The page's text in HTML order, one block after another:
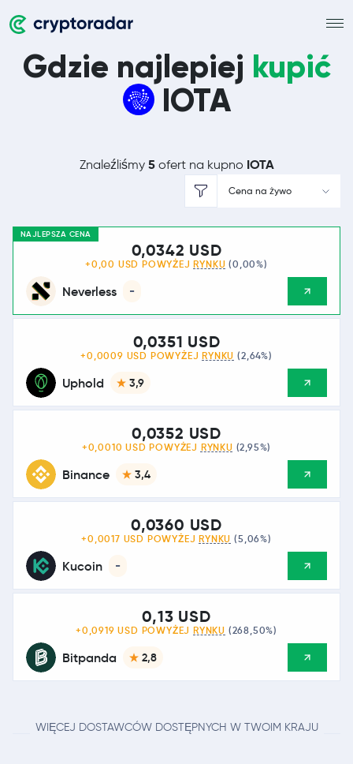
Gdzie najlepiej kupić
IOTA
Znaleźliśmy 5ofert na kupno IOTA
Cena na żywo
NAJLEPSZA CENA
Neverless -
0,0342 USD
+0,00 USD POWYŻEJ RYNKU (0,00%)
Uphold 3,9
0,0351 USD
+0,0009 USD POWYŻEJ RYNKU (2,64%)
Binance 3,4
0,0352 USD
+0,0010 USD POWYŻEJ RYNKU (2,95%)
Kucoin -
0,0360 USD
+0,0017 USD POWYŻEJ RYNKU (5,06%)
Bitpanda 2,8
0,13 USD
+0,0919 USD POWYŻEJ RYNKU (268,50%)
WIĘCEJ DOSTAWCÓW DOSTĘPNYCH W TWOIM KRAJU